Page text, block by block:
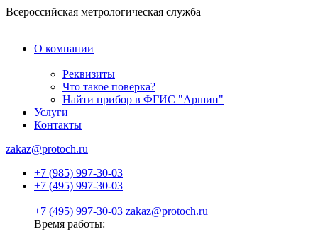
Всероссийская метрологическая служба
О компании
Реквизиты
Что такое поверка?
Найти прибор в ФГИС "Аршин"
Услуги
Контакты
zakaz@protoch.ru
+7 (985) 997-30-03
+7 (495) 997-30-03
+7 (495) 997-30-03 zakaz@protoch.ru
Время работы: